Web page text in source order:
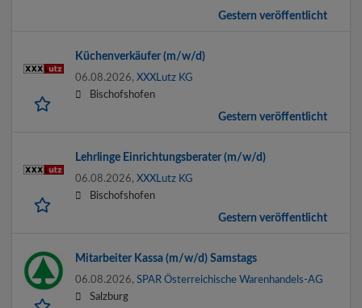
Gestern veröffentlicht
Küchenverkäufer (m/w/d)
06.08.2026, XXXLutz KG
Bischofshofen
Gestern veröffentlicht
Lehrlinge Einrichtungsberater (m/w/d)
06.08.2026, XXXLutz KG
Bischofshofen
Gestern veröffentlicht
Mitarbeiter Kassa (m/w/d) Samstags
06.08.2026, SPAR Österreichische Warenhandels-AG
Salzburg